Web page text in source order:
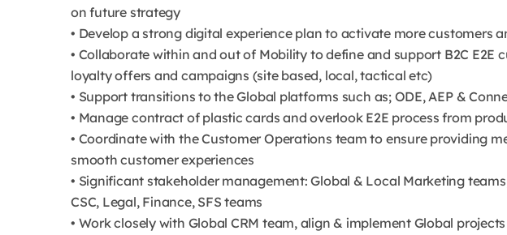
on future strategy
• Develop a strong digital experience plan to activate more customers
• Collaborate within and out of Mobility to define and support B2C E2E
loyalty offers and campaigns (site based, local, tactical etc)
• Support transitions to the Global platforms such as; ODE, AEP &
• Manage contract of plastic cards and overlook E2E process from
• Coordinate with the Customer Operations team to ensure providing
smooth customer experiences
• Significant stakeholder management: Global & Local Marketing
CSC, Legal, Finance, SFS teams
• Work closely with Global CRM team, align & implement Global